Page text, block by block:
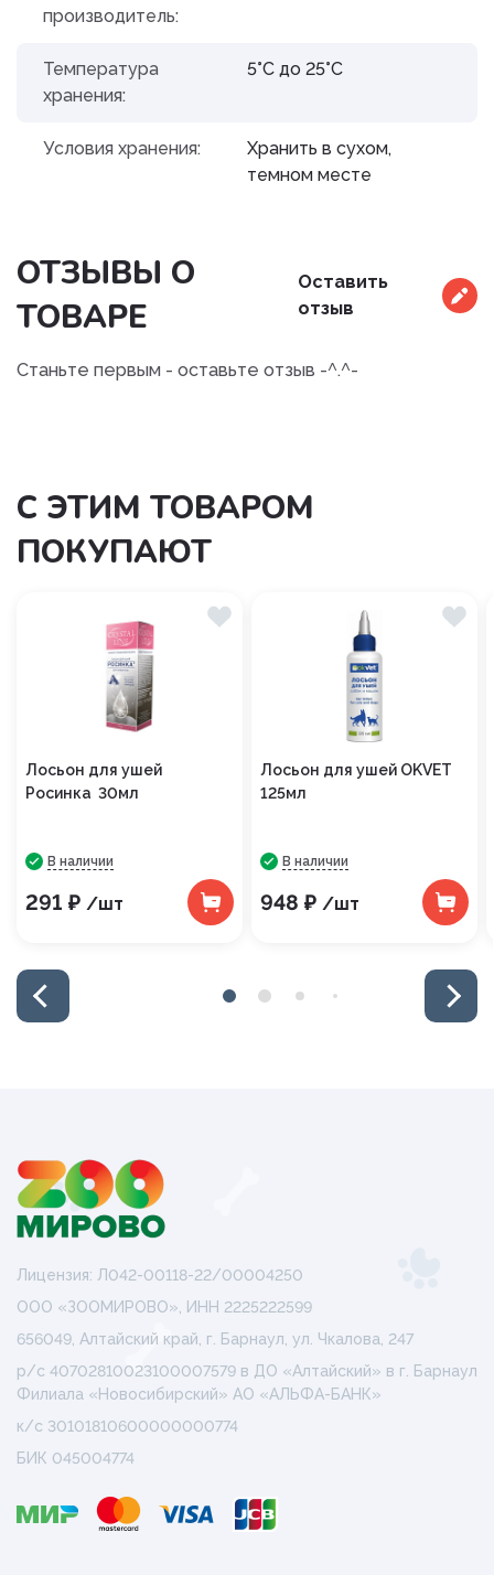
производитель:
Температура
хранения:
5°С до 25°С
Условия хранения:
Хранить в сухом,
темном месте
ОТЗЫВЫ О
ТОВАРЕ
Оставить
отзыв
Станьте первым - оставьте отзыв -^.^-
С ЭТИМ ТОВАРОМ
ПОКУПАЮТ
Лосьон для ушей
Росинка 30мл
В наличии
291 ₽ /шт
Лосьон для ушей OKVET
125мл
В наличии
948 ₽ /шт
Лицензия: Л042-00118-22/00004250
ООО «ЗООМИРОВО», ИНН 2225222599
656049, Алтайский край, г. Барнаул, ул. Чкалова, 247
р/с 40702810023100007579 в ДО «Алтайский» в г. Барнаул
Филиала «Новосибирский» АО «АЛЬФА-БАНК»
к/с 30101810600000000774
БИК 045004774